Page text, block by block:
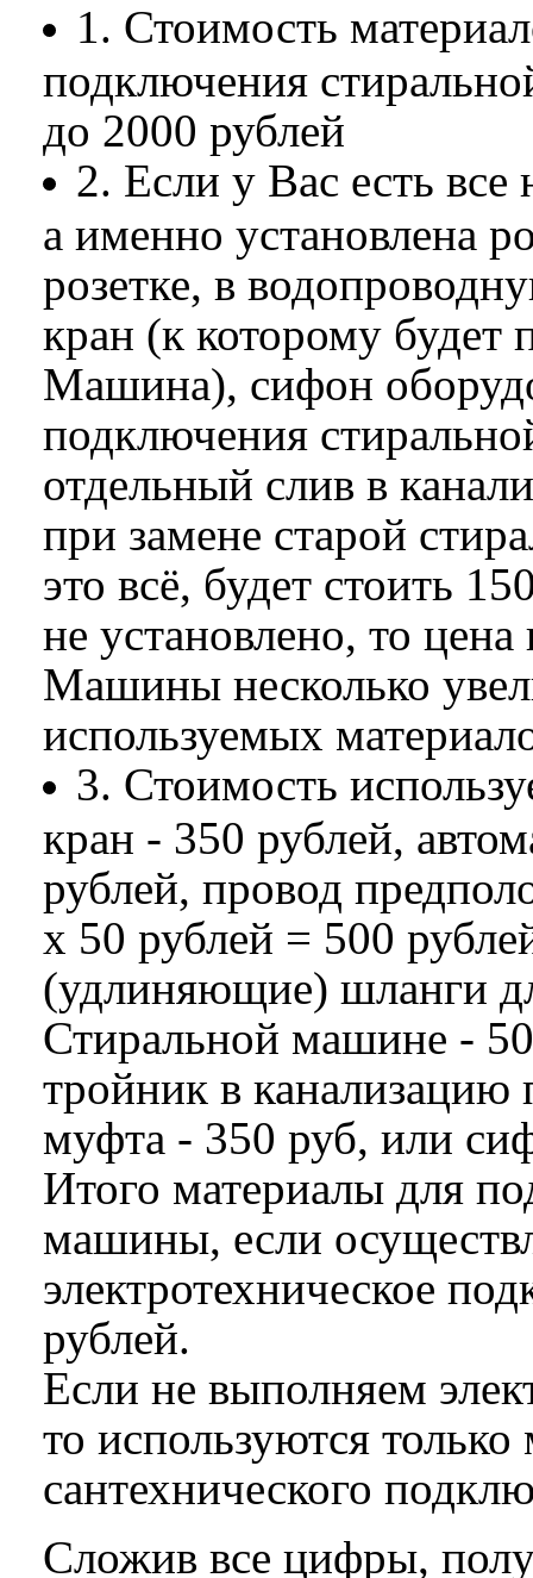
1. Стоимость
подключения
до 2000 рублей
2. Если у Вас есть
а именно установлена
розетке, в
кран (к которому будет
Машина), сифон
подключения
отдельный слив в
при замене старой
это всё, будет стоить
не установлено, то
Машины несколько
используемых
3. Стоимость
кран - 350 рублей,
рублей, провод
х 50 рублей = 500
(удлиняющие) шланги
Стиральной машине -
тройник в канализацию
муфта - 350 руб, или
Итого материалы для
машины, если
электротехническое
рублей.
Если не выполняем
то используются
сантехнического
Сложив все цифры,